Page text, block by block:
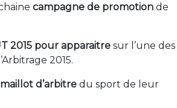
campagne de promotion de
2015 pour apparaitre sur l’une des
2015.
maillot d’arbitre du sport de leur